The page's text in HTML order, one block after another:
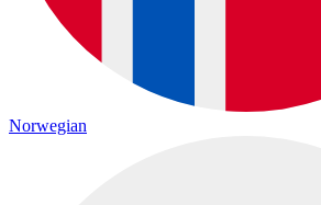
Norwegian